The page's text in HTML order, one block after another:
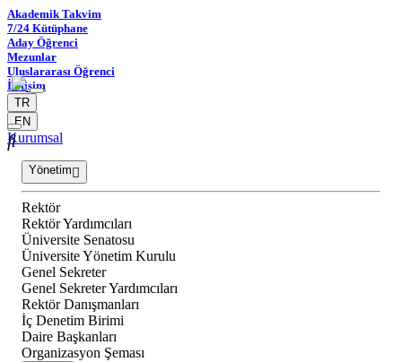
Akademik Takvim
7/24 Kütüphane
Aday Öğrenci
Mezunlar
Uluslararası Öğrenci
İletişim
TR
EN
Kurumsal
Yönetim
Rektör
Rektör Yardımcıları
Üniversite Senatosu
Üniversite Yönetim Kurulu
Genel Sekreter
Genel Sekreter Yardımcıları
Rektör Danışmanları
İç Denetim Birimi
Daire Başkanları
Organizasyon Şeması